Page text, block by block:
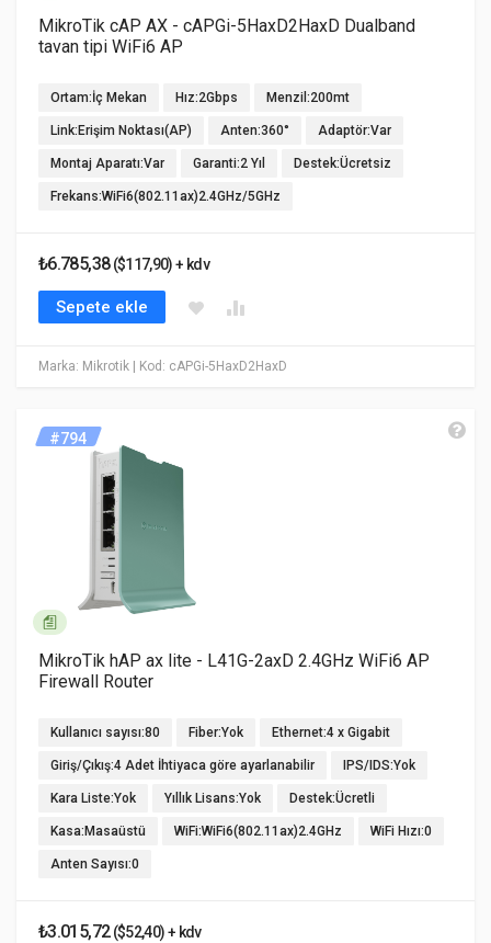
Marka: Mikrotik | Kod: cAPGi-5HaxD2HaxD
MikroTik cAP AX - cAPGi-5HaxD2HaxD Dualband
tavan tipi WiFi6 AP
Ortam:İç Mekan Hız:2Gbps Menzil:200mt
Link:Erişim Noktası(AP) Anten:360° Adaptör:Var
Montaj Aparatı:Var Garanti:2 Yıl Destek:Ücretsiz
Frekans:WiFi6(802.11ax)2.4GHz/5GHz
₺6.785,38($117,90) + kdv
Sepete ekle
#794
MikroTik hAP ax lite - L41G-2axD 2.4GHz WiFi6 AP
Firewall Router
Kullanıcı sayısı:80 Fiber:Yok Ethernet:4 x Gigabit
Giriş/Çıkış:4 Adet İhtiyaca göre ayarlanabilir IPS/IDS:Yok
Kara Liste:Yok Yıllık Lisans:Yok Destek:Ücretli
Kasa:Masaüstü WiFi:WiFi6(802.11ax)2.4GHz WiFi Hızı:0
Anten Sayısı:0
₺3.015,72($52,40) + kdv